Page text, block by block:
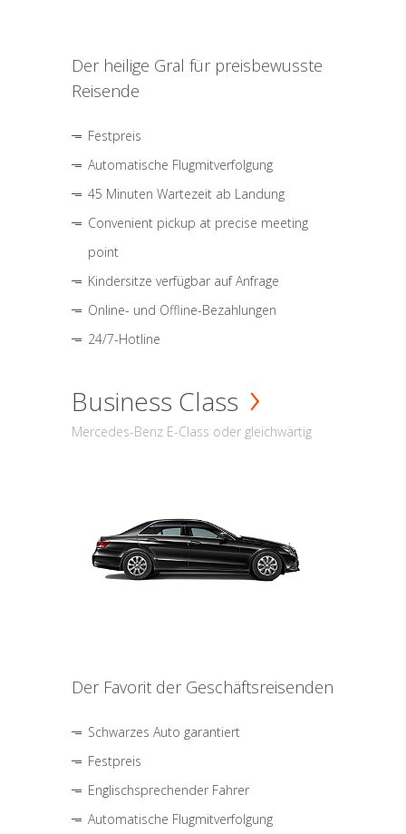
Der heilige Gral für preisbewusste
Reisende
Festpreis
Automatische Flugmitverfolgung
45 Minuten Wartezeit ab Landung
Convenient pickup at precise meeting
point
Kindersitze verfügbar auf Anfrage
Online- und Offline-Bezahlungen
24/7-Hotline
Business Class
Mercedes-Benz E-Class oder gleichwärtig
Der Favorit der Geschäftsreisenden
Schwarzes Auto garantiert
Festpreis
Englischsprechender Fahrer
Automatische Flugmitverfolgung